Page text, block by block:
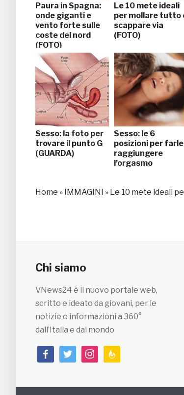
Paura in Spagna:
onde giganti e
vento forte sulle
coste del nord
(FOTO)
Le 10 mete ideali
per mollare tutto
scappare via
(FOTO)
Sesso: la foto per
trovare il punto G
(GUARDA)
Sesso: le 6
posizioni per farle
raggiungere
l’orgasmo
Home » IMMAGINI » Le 10 mete ideali
Chi siamo
VNews24 è il nuovo portale web,
scritto e ideato da giovani, per le
notizie e informazioni a 360°
dall’Italia e dal mondo
facebooktwitterinstagramfeedburner